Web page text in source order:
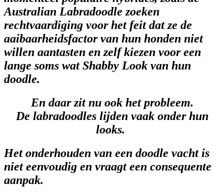
Australian Labradoodle zoeken
rechtvaardiging voor het feit dat ze de
aaibaarheidsfactor van hun honden niet
willen aantasten en zelf kiezen voor een
lange soms wat Shabby Look van hun
doodle.
En daar zit nu ook het probleem.
De labradoodles lijden vaak onder hun
looks.
Het onderhouden van een doodle vacht is
niet eenvoudig en vraagt een consequente
aanpak.